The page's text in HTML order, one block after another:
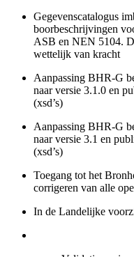
Gegevenscatalogus
boorbeschrijvingen
ASB en NEN 5104.
wettelijk van kracht
Aanpassing BHR-G
naar versie 3.1.0 en
(xsd’s)
Aanpassing BHR-G
naar versie 3.1 en
(xsd’s)
Toegang tot het
corrigeren van alle
In de Landelijke